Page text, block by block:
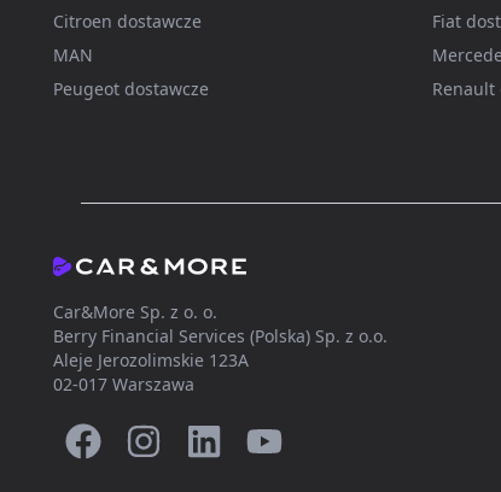
Citroen dostawcze
Fiat
MAN
Peugeot dostawcze
Renault
Car&More Sp. z o. o.
Berry Financial Services (Polska) Sp. z o.o.
Aleje Jerozolimskie 123A
02-017 Warszawa